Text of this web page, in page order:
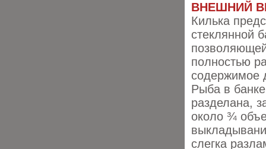
ВНЕШНИЙ
Килька
стеклянной
полностью
содержимое
Рыба в
разделана,
около ¾
слегка